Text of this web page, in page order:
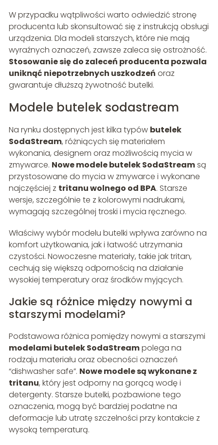
W przypadku wątpliwości warto odwiedzić stronę
producenta lub skonsultować się z instrukcją obsługi
urządzenia. Dla modeli starszych, które nie mają
wyraźnych oznaczeń, zawsze zaleca się ostrożność.
Stosowanie się do zaleceń producenta pozwala
uniknąć niepotrzebnych uszkodzeń oraz
gwarantuje dłuższą żywotność butelki.
Modele butelek sodastream
Na rynku dostępnych jest kilka typów butelek
SodaStream, różniących się materiałem
wykonania, designem oraz możliwością mycia w
zmywarce. Nowe modele butelek SodaStreamsą
przystosowane do mycia w zmywarce i wykonane
najczęściej z tritanu wolnego od BPA. Starsze
wersje, szczególnie te z kolorowymi nadrukami,
wymagają szczególnej troski i mycia ręcznego.
Właściwy wybór modelu butelki wpływa zarówno na
komfort użytkowania, jak i łatwość utrzymania
czystości. Nowoczesne materiały, takie jak tritan,
cechują się większą odpornością na działanie
wysokiej temperatury oraz środków myjących.
Jakie są różnice między nowymi a
starszymi modelami?
Podstawowa różnica pomiędzy nowymi a starszymi
modelami butelek SodaStreampolega na
rodzaju materiału oraz obecności oznaczeń
“dishwasher safe”. Nowe modele są wykonane z
tritanu, który jest odporny na gorącą wodę i
detergenty. Starsze butelki, pozbawione tego
oznaczenia, mogą być bardziej podatne na
deformacje lub utratę szczelności przy kontakcie z
wysoką temperaturą.